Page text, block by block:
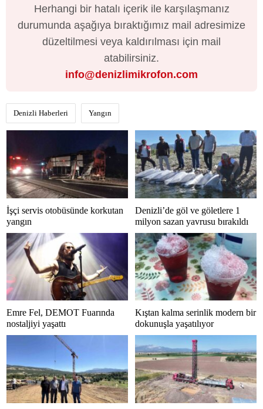
Herhangi bir hatalı içerik ile karşılaşmanız
durumunda aşağıya bıraktığımız mail adresimize
düzeltilmesi veya kaldırılması için mail
atabilirsiniz.
info@denizlimikrofon.com
Denizli Haberleri Yangın
İşçi servis otobüsünde korkutan
yangın
Denizli’de göl ve göletlere 1
milyon sazan yavrusu bırakıldı
Emre Fel, DEMOT Fuarında
nostaljiyi yaşattı
Kıştan kalma serinlik modern bir
dokunuşla yaşatılıyor